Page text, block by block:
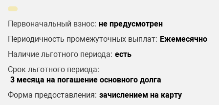
Первоначальный взнос: не предусмотрен
Периодичность промежуточных выплат: Ежемесячно
Наличие льготного периода: есть
Срок льготного периода:
3 месяца на погашение основного долга
Форма предоставления: зачислением на карту